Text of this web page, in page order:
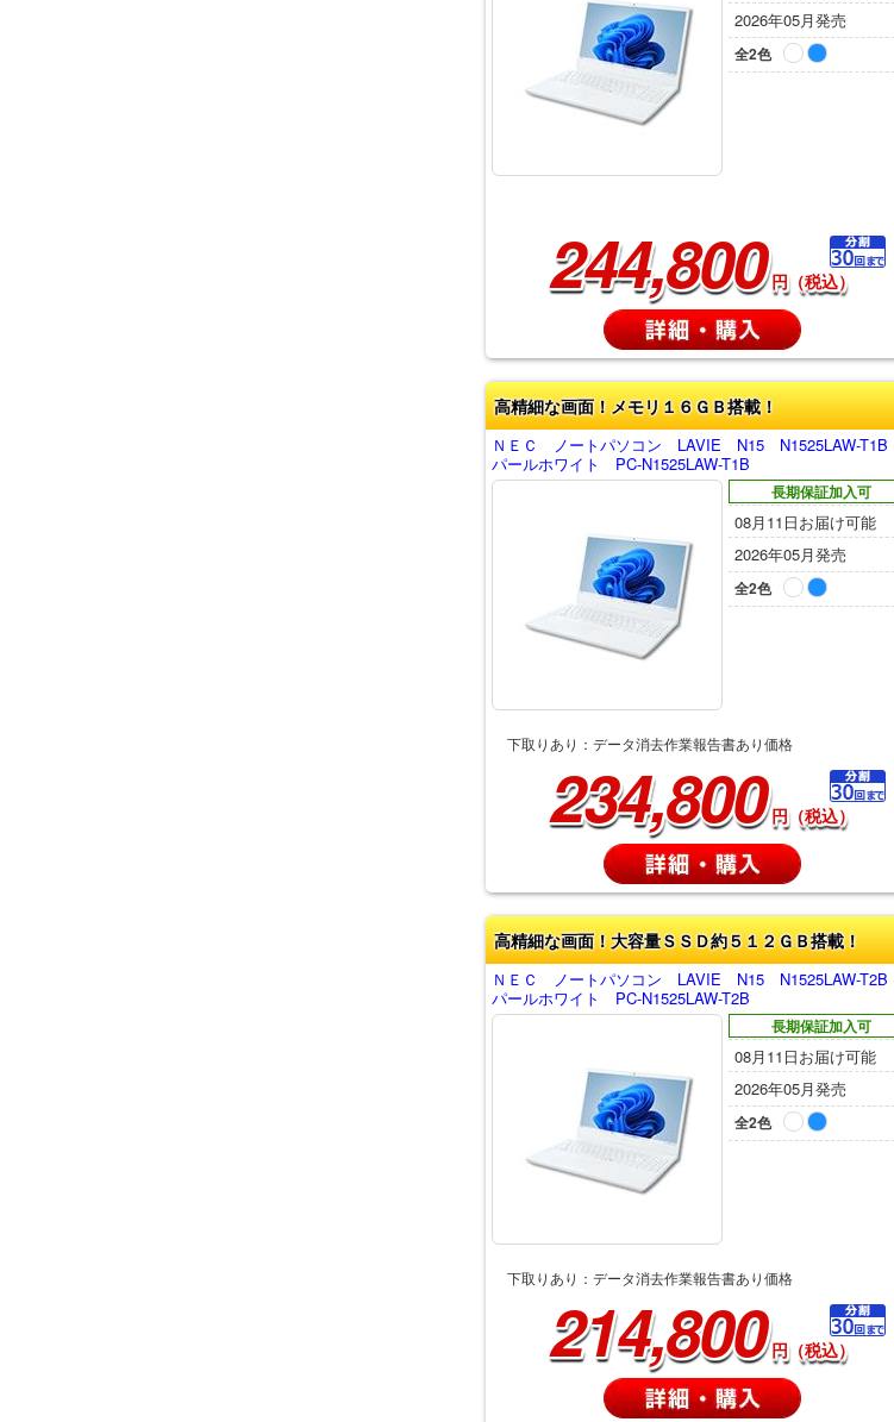
2026年05月発売
全2色
244,800 円（税込）
高精細な画面！メモリ１６ＧＢ搭載！
ＮＥＣ ノートパソコン LAVIE N15 N1525LAW-T1B
パールホワイト PC-N1525LAW-T1B
長期保証加入可
08月11日お届け可能
2026年05月発売
全2色
下取りあり：データ消去作業報告書あり価格
234,800 円（税込）
高精細な画面！大容量ＳＳＤ約５１２ＧＢ搭載！
ＮＥＣ ノートパソコン LAVIE N15 N1525LAW-T2B
パールホワイト PC-N1525LAW-T2B
長期保証加入可
08月11日お届け可能
2026年05月発売
全2色
下取りあり：データ消去作業報告書あり価格
214,800 円（税込）